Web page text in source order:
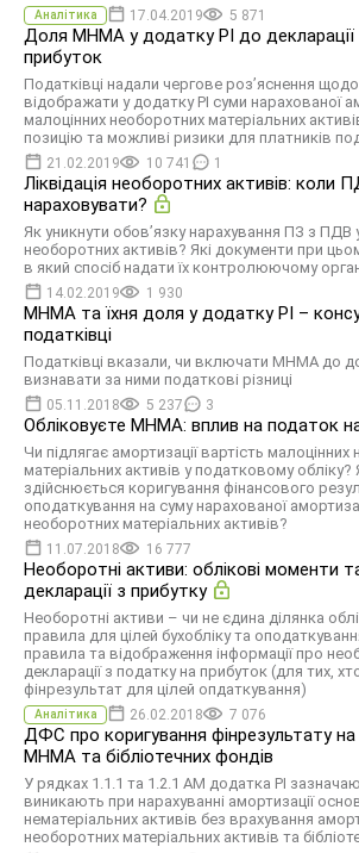
Аналітика 17.04.2019 5 871
Доля МНМА у додатку РІ до декларації
прибуток
Податківці надали чергове роз’яснення
відображати у додатку РІ суми нарахованої
малоцінних необоротних матеріальних
позицію та можливі ризики для платників
21.02.2019 10 741 1
Ліквідація необоротних активів: коли
нараховувати?
Як уникнути обов’язку нарахування ПЗ з ПДВ у
необоротних активів? Які документи при
в який спосіб надати їх контролюючому
14.02.2019 1 930
МНМА та їхня доля у додатку РІ –
податківці
Податківці вказали, чи включати МНМА до
визнавати за ними податкові різниці
05.11.2018 5 237 3
Обліковуєте МНМА: вплив на податок
Чи підлягає амортизації вартість
матеріальних активів у податковому
здійснюється коригування фінансового
оподаткування на суму нарахованої
необоротних матеріальних активів?
11.07.2018 16 777
Необоротні активи: облікові моменти
декларації з прибутку
Необоротні активи – чи не єдина ділянка
правила для цілей бухобліку та
правила та відображення інформації про
декларації з податку на прибуток (для тих,
фінрезультат для цілей опдаткування)
Аналітика 26.02.2018 7 076
ДФС про коригування фінрезультату на
МНМА та бібліотечних фондів
У рядках 1.1.1 та 1.2.1 АМ додатка РІ
виникають при нарахуванні амортизації
нематеріальних активів без врахування
необоротних матеріальних активів та